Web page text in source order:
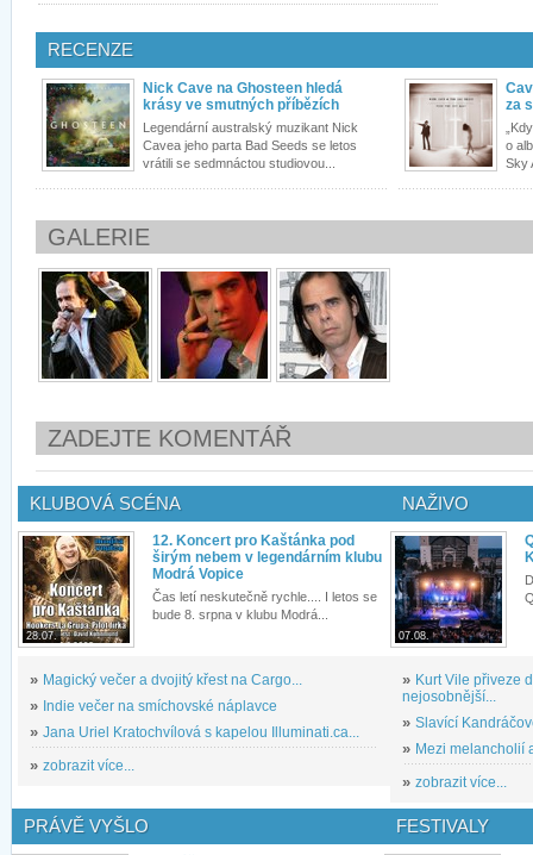
RECENZE
Nick Cave na Ghosteen hledá
krásy ve smutných příbězích
Legendární australský muzikant Nick
Cavea jeho parta Bad Seeds se letos
vrátili se sedmnáctou studiovou...
za
o
Sky
GALERIE
ZADEJTE KOMENTÁŘ
KLUBOVÁ SCÉNA
28.07.
12. Koncert pro Kaštánka pod
širým nebem v legendárním klubu
Modrá Vopice
Čas letí neskutečně rychle.... I letos se
bude 8. srpna v klubu Modrá...
» Magický večer a dvojitý křest na Cargo...
» Indie večer na smíchovské náplavce
» Jana Uriel Kratochvílová s kapelou Illuminati.ca...
» zobrazit více...
NAŽIVO
07.08.
» Kurt Vile přiveze
nejosobnější...
» Slavící
» Mezi melancholií
» zobrazit více...
PRÁVĚ VYŠLO FESTIVALY